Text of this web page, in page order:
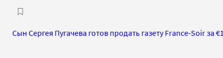
Сын Сергея Пугачева готов продать газету France-Soir за €1